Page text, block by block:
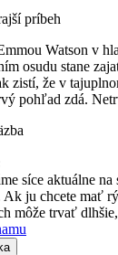
príbeh
Watson v
osudu stane
zistí, že v
pohľad zdá.
síce aktuálne na
Ak ju chcete mať
môže trvať